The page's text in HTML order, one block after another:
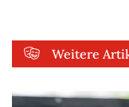
Weitere